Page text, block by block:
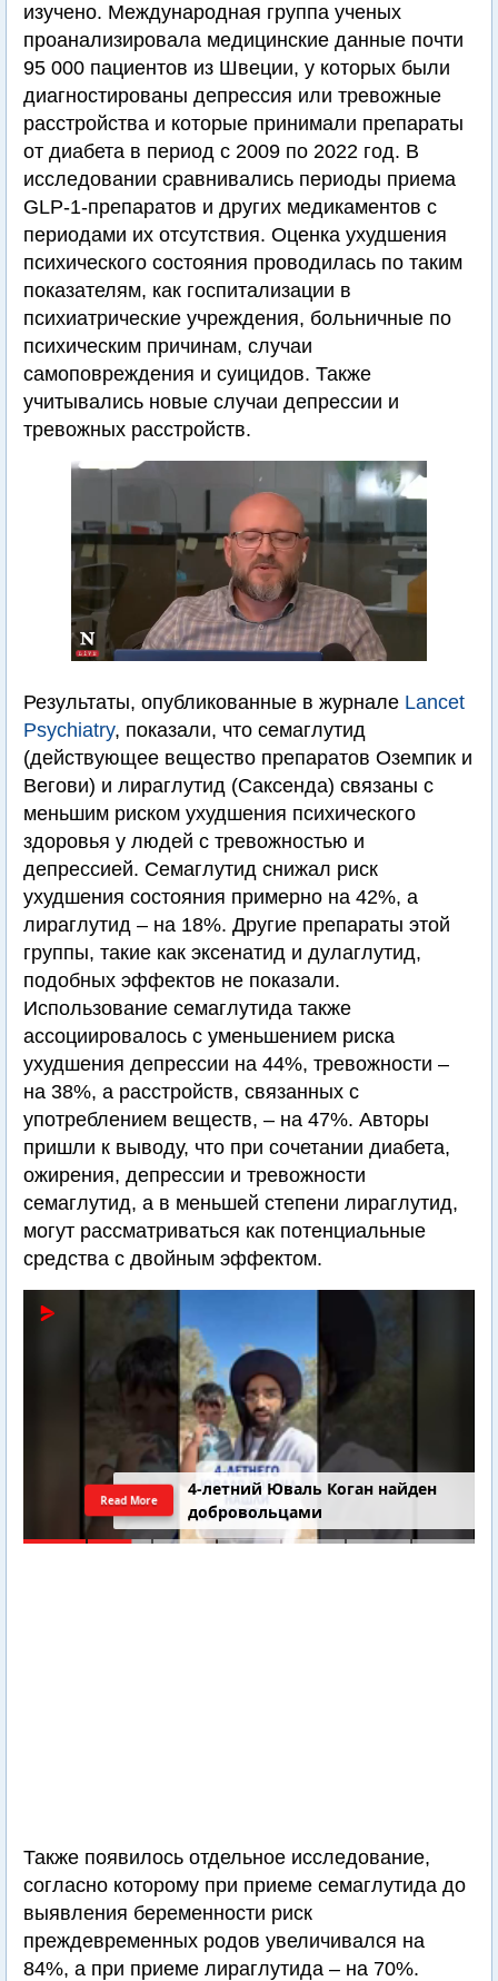
изучено. Международная группа ученых
проанализировала медицинские данные почти
95 000 пациентов из Швеции, у которых были
диагностированы депрессия или тревожные
расстройства и которые принимали препараты
от диабета в период с 2009 по 2022 год. В
исследовании сравнивались периоды приема
GLP-1-препаратов и других медикаментов с
периодами их отсутствия. Оценка ухудшения
психического состояния проводилась по таким
показателям, как госпитализации в
психиатрические учреждения, больничные по
психическим причинам, случаи
самоповреждения и суицидов. Также
учитывались новые случаи депрессии и
тревожных расстройств.
Результаты, опубликованные в журнале Lancet
Psychiatry, показали, что семаглутид
(действующее вещество препаратов Оземпик и
Вегови) и лираглутид (Саксенда) связаны с
меньшим риском ухудшения психического
здоровья у людей с тревожностью и
депрессией. Семаглутид снижал риск
ухудшения состояния примерно на 42%, а
лираглутид – на 18%. Другие препараты этой
группы, такие как эксенатид и дулаглутид,
подобных эффектов не показали.
Использование семаглутида также
ассоциировалось с уменьшением риска
ухудшения депрессии на 44%, тревожности –
на 38%, а расстройств, связанных с
употреблением веществ, – на 47%. Авторы
пришли к выводу, что при сочетании диабета,
ожирения, депрессии и тревожности
семаглутид, а в меньшей степени лираглутид,
могут рассматриваться как потенциальные
средства с двойным эффектом.
4-летний Юваль Коган найден
добровольцами
Read More
Также появилось отдельное исследование,
согласно которому при приеме семаглутида до
выявления беременности риск
преждевременных родов увеличивался на
84%, а при приеме лираглутида – на 70%.